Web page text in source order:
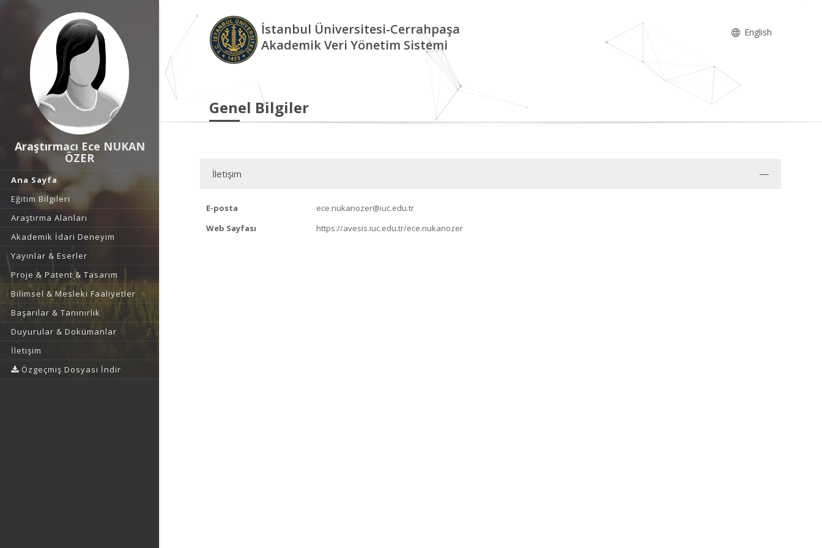
Araştırmacı Ece NUKAN
ÖZER
Ana Sayfa
Eğitim Bilgileri
Araştırma Alanları
Akademik İdari Deneyim
Yayınlar & Eserler
Proje & Patent & Tasarım
Bilimsel & Mesleki Faaliyetler
Başarılar & Tanınırlık
Duyurular & Dokümanlar
İletişim
Özgeçmiş Dosyası İndir
İstanbul Üniversitesi-Cerrahpaşa
Akademik Veri Yönetim Sistemi
English
Genel Bilgiler
İletişim
E-posta
ece.nukanozer@iuc.edu.tr
Web Sayfası
https://avesis.iuc.edu.tr/ece.nukanozer